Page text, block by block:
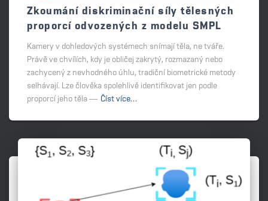
Zkoumání diskriminační síly tělesných
proporcí odvozených z modelu SMPL
Kamery v dohledových systémech snímají těla, ne tváře.
Právě ve chvílích, kdy je obličej zakrytý, rozmazaný nebo
zachycený z nevhodného úhlu, tradiční biometrické metody
selhávají. Lze člověka spolehlivě identifikovat jen podle
proporcí jeho těla — Číst více…